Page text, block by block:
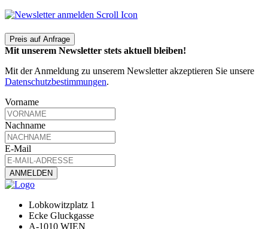
Preis auf Anfrage
Mit unserem Newsletter stets aktuell bleiben!
Mit der Anmeldung zu unserem Newsletter akzeptieren Sie unsere
Datenschutzbestimmungen.
Vorname
Nachname
E-Mail
Lobkowitzplatz 1
Ecke Gluckgasse
A-1010 WIEN